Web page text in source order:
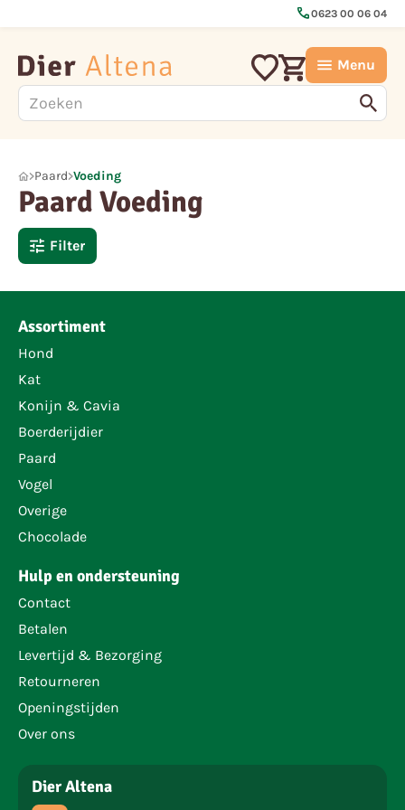
call0623 00 06 04
Menu
Paard Voeding
Paard Voeding
Filter
Assortiment
Hond
Kat
Konijn & Cavia
Boerderijdier
Paard
Vogel
Overige
Chocolade
Hulp en ondersteuning
Contact
Betalen
Levertijd & Bezorging
Retourneren
Openingstijden
Over ons
Dier Altena